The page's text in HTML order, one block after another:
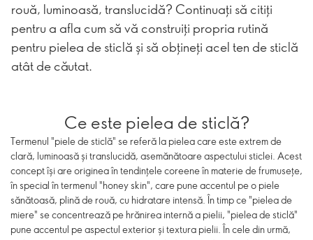
rouă, luminoasă, translucidă? Continuați să citiți
pentru a afla cum să vă construiți propria rutină
pentru pielea de sticlă și să obțineți acel ten de sticlă
atât de căutat.
Ce este pielea de sticlă?
Termenul "piele de sticlă" se referă la pielea care este extrem de
clară, luminoasă și translucidă, asemănătoare aspectului sticlei. Acest
concept își are originea în tendințele coreene în materie de frumusețe,
în special în termenul "honey skin", care pune accentul pe o piele
sănătoasă, plină de rouă, cu hidratare intensă. În timp ce "pielea de
miere" se concentrează pe hrănirea internă a pielii, "pielea de sticlă"
pune accentul pe aspectul exterior și textura pielii. În cele din urmă,